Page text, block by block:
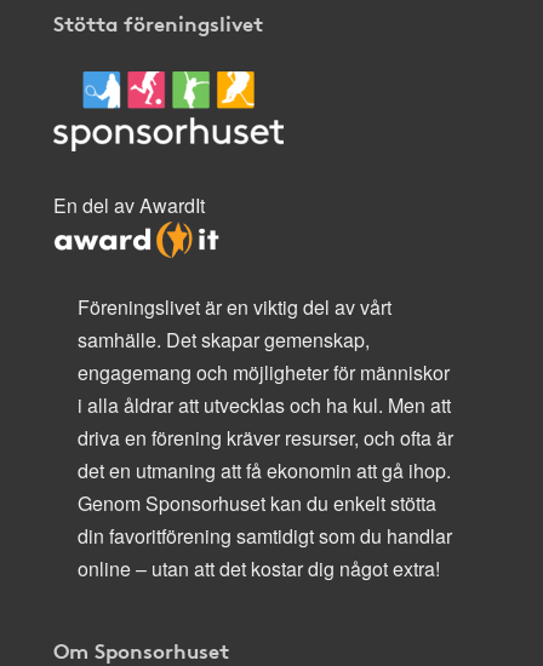
Stötta föreningslivet
En del av AwardIt
Föreningslivet är en viktig del av vårt
samhälle. Det skapar gemenskap,
engagemang och möjligheter för människor
i alla åldrar att utvecklas och ha kul. Men att
driva en förening kräver resurser, och ofta är
det en utmaning att få ekonomin att gå ihop.
Genom Sponsorhuset kan du enkelt stötta
din favoritförening samtidigt som du handlar
online – utan att det kostar dig något extra!
Om Sponsorhuset